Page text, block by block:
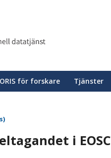
för forskare Tjänster
i EOSC